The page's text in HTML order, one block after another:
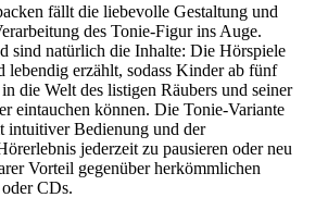
fällt die liebevolle Gestaltung und
des Tonie-Figur ins Auge.
sind natürlich die Inhalte: Die Hörspiele
lebendig erzählt, sodass Kinder ab fünf
die Welt des listigen Räubers und seiner
eintauchen können. Die Tonie-Variante
intuitiver Bedienung und der
jederzeit zu pausieren oder neu
Vorteil gegenüber herkömmlichen
CDs.